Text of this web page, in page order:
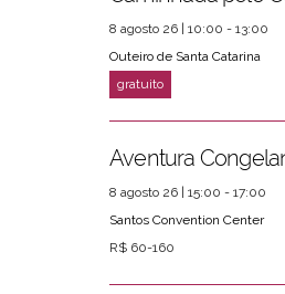
8 agosto 26 | 10:00 - 13:00
Outeiro de Santa Catarina
8 agosto 26 | 15:00 - 17:00
Santos Convention Center
R$ 60-160